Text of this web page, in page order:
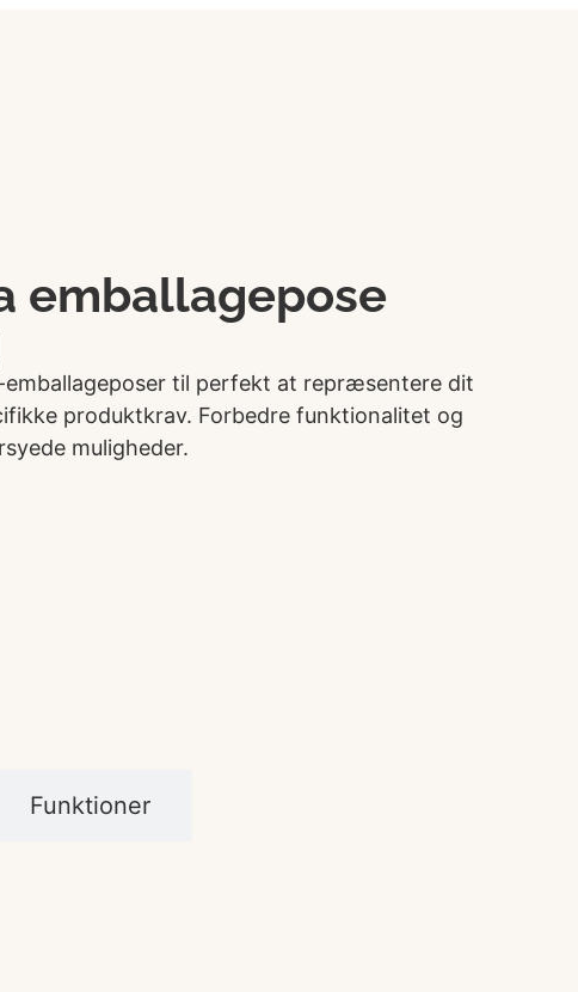
emballagepose
emballageposer til perfekt at repræsentere dit
produktkrav. Forbedre funktionalitet og
muligheder.
Funktioner